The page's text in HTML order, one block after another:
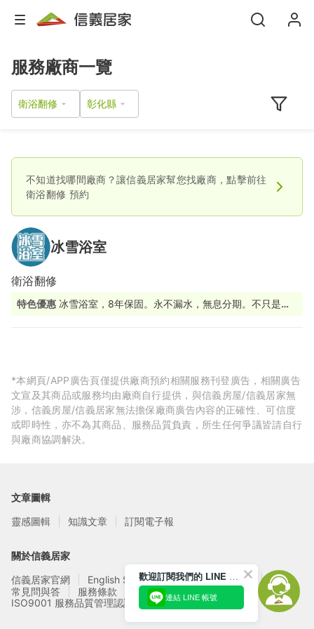
服務廠商一覽
衛浴翻修
不知道找哪間廠商？讓信義居家幫您找廠商，點擊前往
衛浴翻修 預約
冰雪浴室
衛浴翻修
特色優惠 冰雪浴室，8年保固。永不漏水，無息分期。不只是裝
*本網頁/APP廣告頁僅提供廠商預約相關服務刊登廣告，相關廣告
文宣及其商品或服務均由廠商自行提供，與信義房屋/信義居家無
涉，信義房屋/信義居家無法擔保廠商廣告內容的正確性、可信度
或即時性，亦不為其商品、服務品質負責，所生任何爭議皆請自行
與廠商協調解決。
文章圖輯
靈感圖輯
知識文章 訂閱電子報
關於信義居家
信義居家官網
English Service
信義居家廠商募集
常見問與答
服務條款
隱私權政策
ISO9001 服務品質管理認證
歡迎訂閱我們的 LINE 官方帳號
連結 LINE 帳號